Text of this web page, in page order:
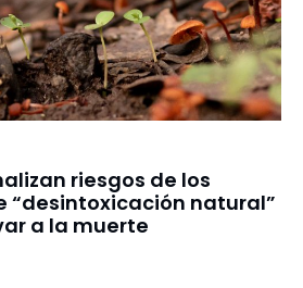
riesgos de los
natural”
a la muerte